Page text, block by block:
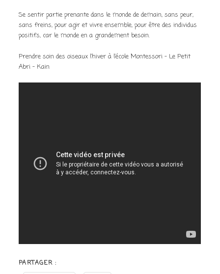
Se sentir partie prenante dans le monde de demain, sans peur,
sans freins, pour agir et vivre ensemble, pour être des individus
positifs, car le monde en a grandement besoin.
Prendre soin des oiseaux l’hiver à l’école Montessori – Le Petit
Abri – Kain
PARTAGER :